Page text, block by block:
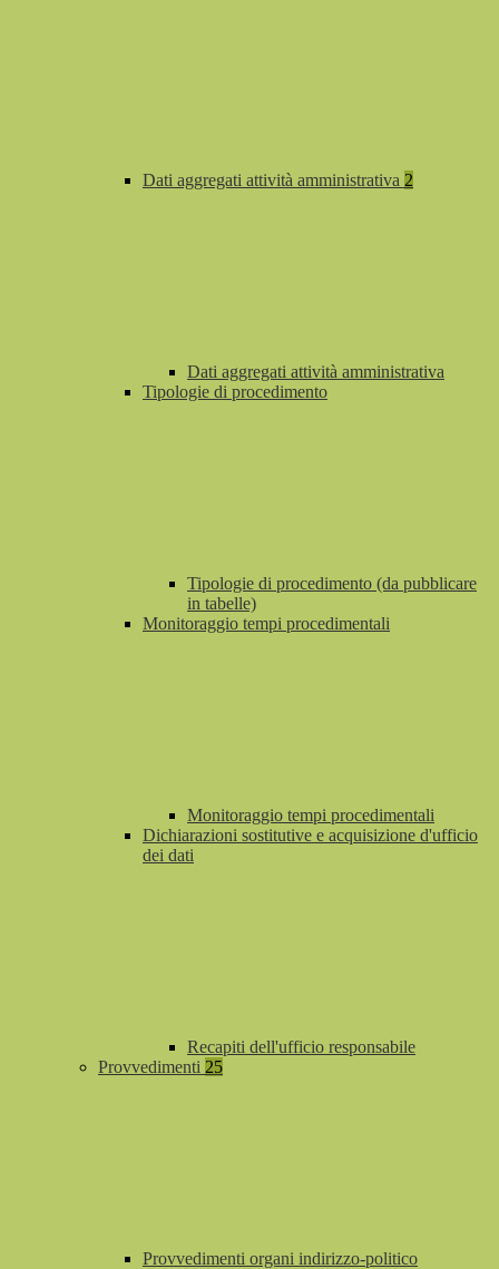
Dati aggregati attività amministrativa 2
Dati aggregati attività amministrativa
Tipologie di procedimento
Tipologie di procedimento (da pubblicare
in tabelle)
Monitoraggio tempi procedimentali
Monitoraggio tempi procedimentali
Dichiarazioni sostitutive e acquisizione d'ufficio
dei dati
Recapiti dell'ufficio responsabile
Provvedimenti 25
Provvedimenti organi indirizzo-politico